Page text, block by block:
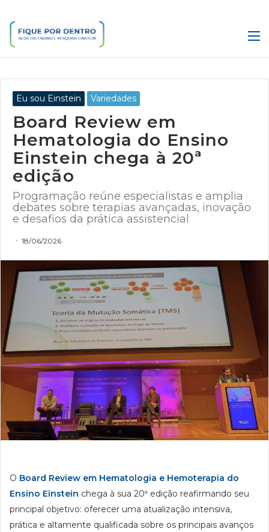
Eu sou Einstein Variedades
Board Review em
Hematologia do Ensino
Einstein chega à 20ª
edição
Programação reúne especialistas e amplia
debates sobre terapias avançadas, inovação
e desafios da prática assistencial
18/06/2026
O Board Review em Hematologia e Hemoterapia do
Ensino Einstein chega à sua 20ª edição reafirmando seu
principal objetivo: oferecer uma atualização intensiva,
prática e altamente qualificada sobre os principais avanços